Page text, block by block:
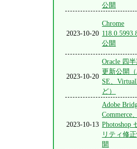
公開
2023-10-20
Chrome
公開
2023-10-20
Oracle 四
更新公開（
SE、
ど）
2023-10-13
Adobe
Commerce、
Photoshop
リティ修
開